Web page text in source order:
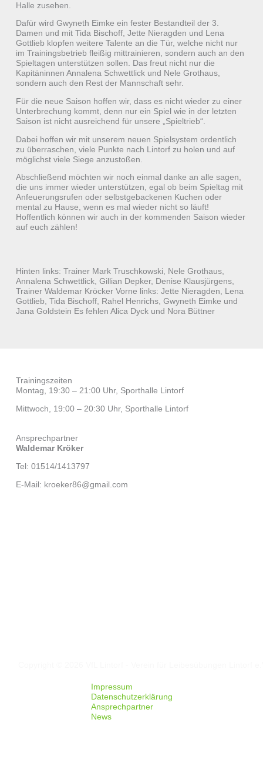
Halle zusehen.
Dafür wird Gwyneth Eimke ein fester Bestandteil der 3.
Damen und mit Tida Bischoff, Jette Nieragden und Lena
Gottlieb klopfen weitere Talente an die Tür, welche nicht nur
im Trainingsbetrieb fleißig mittrainieren, sondern auch an den
Spieltagen unterstützen sollen. Das freut nicht nur die
Kapitäninnen Annalena Schwettlick und Nele Grothaus,
sondern auch den Rest der Mannschaft sehr.
Für die neue Saison hoffen wir, dass es nicht wieder zu einer
Unterbrechung kommt, denn nur ein Spiel wie in der letzten
Saison ist nicht ausreichend für unsere „Spieltrieb“.
Dabei hoffen wir mit unserem neuen Spielsystem ordentlich
zu überraschen, viele Punkte nach Lintorf zu holen und auf
möglichst viele Siege anzustoßen.
Abschließend möchten wir noch einmal danke an alle sagen,
die uns immer wieder unterstützen, egal ob beim Spieltag mit
Anfeuerungsrufen oder selbstgebackenen Kuchen oder
mental zu Hause, wenn es mal wieder nicht so läuft!
Hoffentlich können wir auch in der kommenden Saison wieder
auf euch zählen!
Hinten links: Trainer Mark Truschkowski, Nele Grothaus,
Annalena Schwettlick, Gillian Depker, Denise Klausjürgens,
Trainer Waldemar Kröcker Vorne links: Jette Nieragden, Lena
Gottlieb, Tida Bischoff, Rahel Henrichs, Gwyneth Eimke und
Jana Goldstein Es fehlen Alica Dyck und Nora Büttner
Trainingszeiten
Montag, 19:30 – 21:00 Uhr, Sporthalle Lintorf
Mittwoch, 19:00 – 20:30 Uhr, Sporthalle Lintorf
Ansprechpartner
Waldemar Kröker
Tel: 01514/1413797
E-Mail: kroeker86@gmail.com
Impressum
Datenschutzerklärung
Ansprechpartner
News